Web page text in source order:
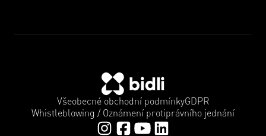
Všeobecné obchodní podmínkyGDPR
Whistleblowing / Oznámení protiprávního jednání